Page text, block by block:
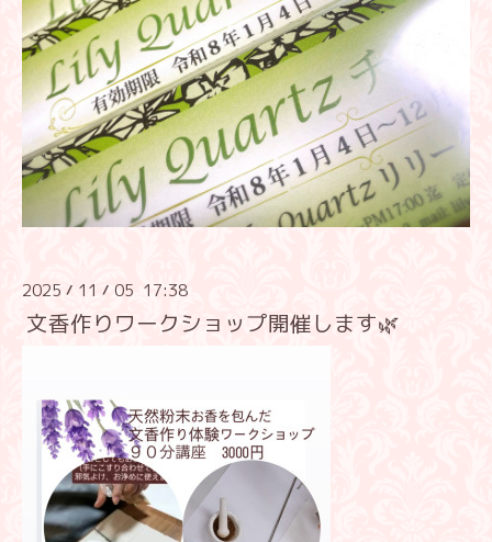
2025 / 11 / 05 17:38
文香作りワークショップ開催します🌿